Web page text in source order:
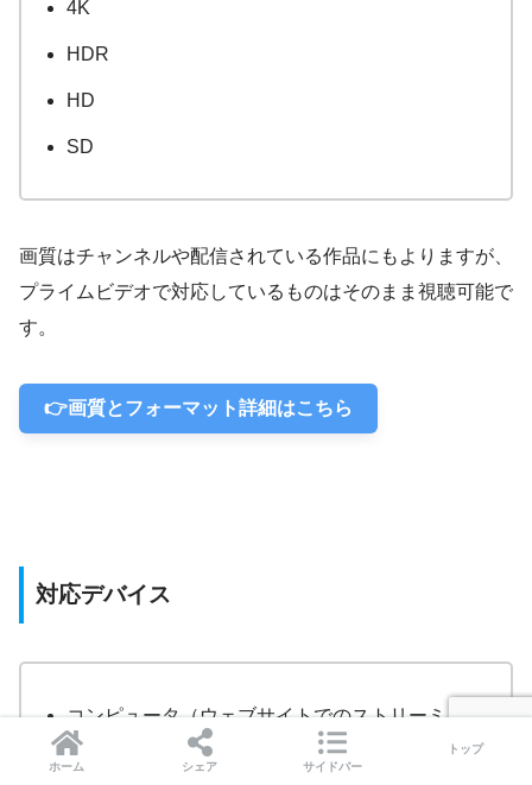
4K
HDR
HD
SD
画質はチャンネルや配信されている作品にもよりますが、
プライムビデオで対応しているものはそのまま視聴可能で
す。
👉画質とフォーマット詳細はこちら
対応デバイス
コンピュータ（ウェブサイトでのストリーミン
グ）
ホーム シェア サイドバー
トップ